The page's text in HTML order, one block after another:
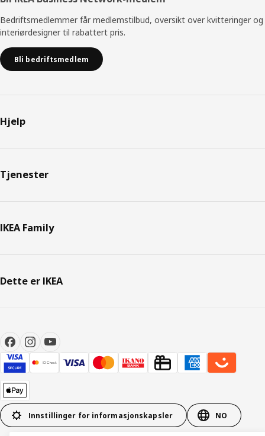
Bedriftsmedlemmer får medlemstilbud, oversikt over kvitteringer og
interiørdesigner til rabattert pris.
Bli bedriftsmedlem
Hjelp
Tjenester
IKEA Family
Dette er IKEA
Innstillinger for informasjonskapsler NO